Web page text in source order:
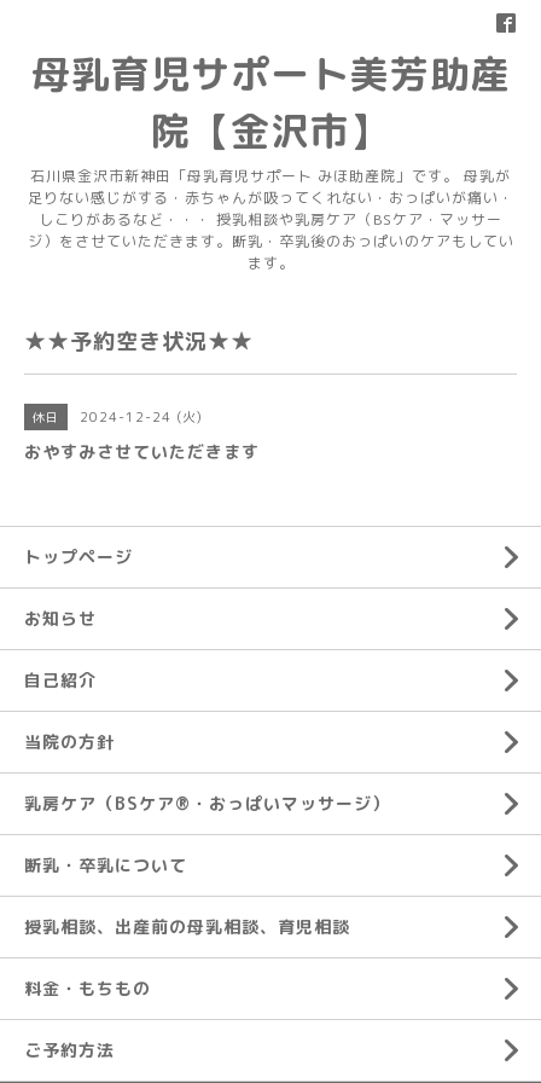
母乳育児サポート美芳助産
院【金沢市】
石川県金沢市新神田「母乳育児サポート みほ助産院」です。 母乳が
足りない感じがする・赤ちゃんが吸ってくれない・おっぱいが痛い・
しこりがあるなど・・・ 授乳相談や乳房ケア（BSケア・マッサー
ジ）をさせていただきます。断乳・卒乳後のおっぱいのケアもしてい
ます。
★★予約空き状況★★
休日 2024-12-24 (火)
おやすみさせていただきます
トップページ
お知らせ
自己紹介
当院の方針
乳房ケア（BSケア®︎・おっぱいマッサージ）
断乳・卒乳について
授乳相談、出産前の母乳相談、育児相談
料金・もちもの
ご予約方法